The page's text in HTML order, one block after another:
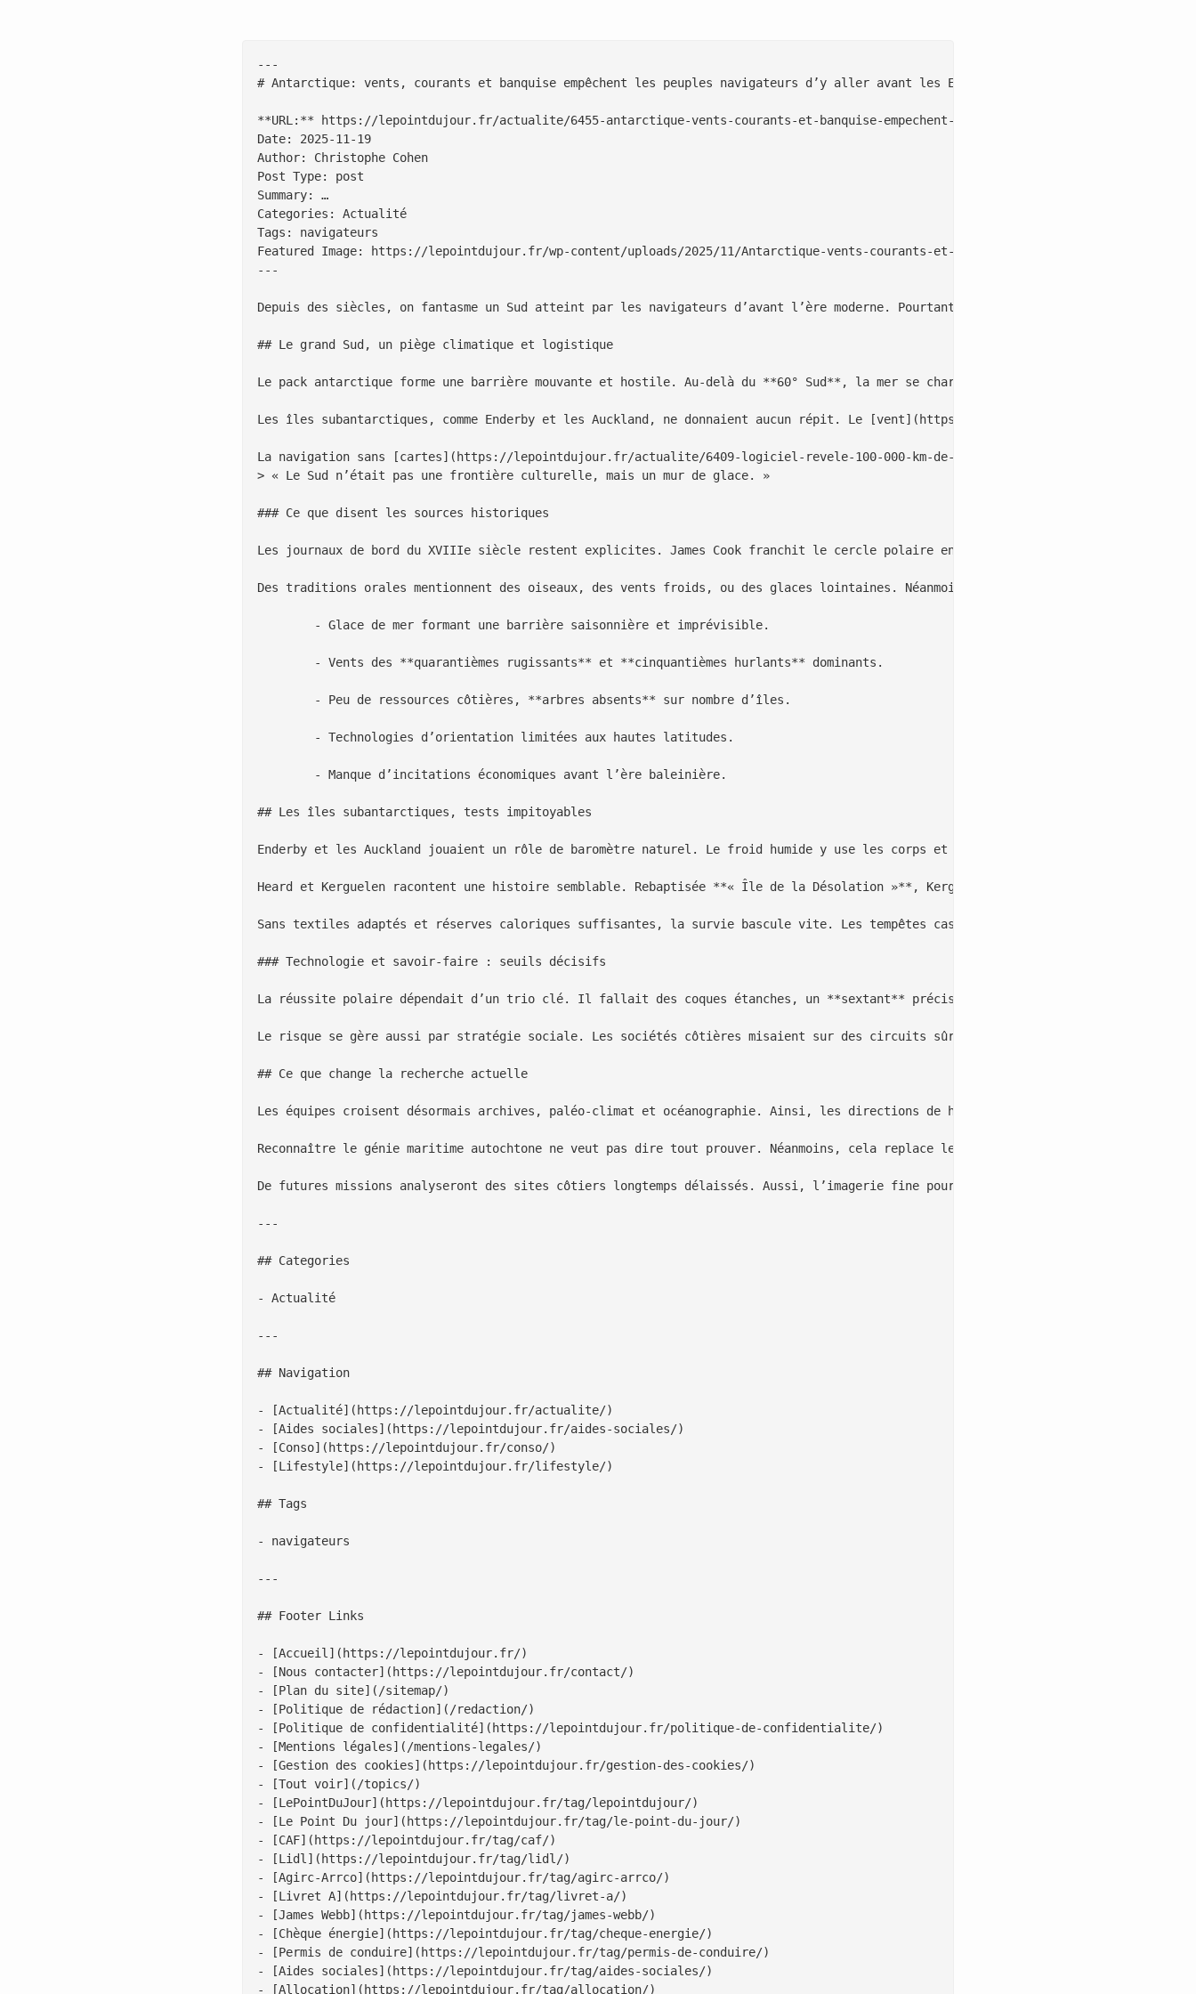
---
# Antarctique: vents, courants et banquise empêchent les peuples navigateurs d’y aller avant les Européens au XIXe siècle
**URL:** https://lepointdujour.fr/actualite/6455-antarctique-vents-courants-et-banquise-empechent-les-peuples-navigateurs-dy-aller-
Date: 2025-11-19
Author: Christophe Cohen
Post Type: post
Summary: …
Categories: Actualité
Tags: navigateurs
Featured Image: https://lepointdujour.fr/wp-content/uploads/2025/11/Antarctique-vents-courants-et-banquise-empechent-les-peuples-
---
Depuis des siècles, on fantasme un Sud atteint par les navigateurs d’avant l’ère moderne. Pourtant, les archives et [la
## Le grand Sud, un piège climatique et logistique
Le pack antarctique forme une barrière mouvante et hostile. Au-delà du **60° Sud**, la mer se charge d’[icebergs](https://
Les îles subantarctiques, comme Enderby et les Auckland, ne donnaient aucun répit. Le [vent](https://lepointdujour.fr/actualite/
La navigation sans [cartes](https://lepointdujour.fr/actualite/6409-logiciel-revele-100-000-km-de-routes-romaines-jusqu’alors-
> « Le Sud n’était pas une frontière culturelle, mais un mur de glace. »
### Ce que disent les sources historiques
Les journaux de bord du XVIIIe siècle restent explicites. James Cook franchit le cercle polaire en **1773** et bute sur la glace.
Des traditions orales mentionnent des oiseaux, des vents froids, ou des glaces lointaines. Néanmoins, aucune trace matérielle
## Les îles subantarctiques, tests impitoyables
Enderby et les Auckland jouaient un rôle de baromètre naturel. Le froid humide y use les corps et les coques. De plus, la faune
Heard et Kerguelen racontent une histoire semblable. Rebaptisée **« Île de la Désolation »**, Kerguelen fut signalée en **1772**.
Sans textiles adaptés et réserves caloriques suffisantes, la survie bascule vite. Les tempêtes cassent les mâts et saturent les
### Technologie et savoir-faire : seuils décisifs
La réussite polaire dépendait d’un trio clé. Il fallait des coques étanches, un **sextant** précis et un **chronomètre** fiable.
Le risque se gère aussi par stratégie sociale. Les sociétés côtières misaient sur des circuits sûrs et renouvelables. En
## Ce que change la recherche actuelle
Les équipes croisent désormais archives, paléo-climat et océanographie. Ainsi, les directions de houle et les glaces
Reconnaître le génie maritime autochtone ne veut pas dire tout prouver. Néanmoins, cela replace les choix dans un contexte
De futures missions analyseront des sites côtiers longtemps délaissés. Aussi, l’imagerie fine pourrait révéler des haltes
---
## Categories
- Actualité
---
## Navigation
- [Actualité](https://lepointdujour.fr/actualite/)
- [Aides sociales](https://lepointdujour.fr/aides-sociales/)
- [Conso](https://lepointdujour.fr/conso/)
- [Lifestyle](https://lepointdujour.fr/lifestyle/)
## Tags
- navigateurs
---
## Footer Links
- [Accueil](https://lepointdujour.fr/)
- [Nous contacter](https://lepointdujour.fr/contact/)
- [Plan du site](/sitemap/)
- [Politique de rédaction](/redaction/)
- [Politique de confidentialité](https://lepointdujour.fr/politique-de-confidentialite/)
- [Mentions légales](/mentions-legales/)
- [Gestion des cookies](https://lepointdujour.fr/gestion-des-cookies/)
- [Tout voir](/topics/)
- [LePointDuJour](https://lepointdujour.fr/tag/lepointdujour/)
- [Le Point Du jour](https://lepointdujour.fr/tag/le-point-du-jour/)
- [CAF](https://lepointdujour.fr/tag/caf/)
- [Lidl](https://lepointdujour.fr/tag/lidl/)
- [Agirc-Arrco](https://lepointdujour.fr/tag/agirc-arrco/)
- [Livret A](https://lepointdujour.fr/tag/livret-a/)
- [James Webb](https://lepointdujour.fr/tag/james-webb/)
- [Chèque énergie](https://lepointdujour.fr/tag/cheque-energie/)
- [Permis de conduire](https://lepointdujour.fr/tag/permis-de-conduire/)
- [Aides sociales](https://lepointdujour.fr/tag/aides-sociales/)
- [Allocation](https://lepointdujour.fr/tag/allocation/)